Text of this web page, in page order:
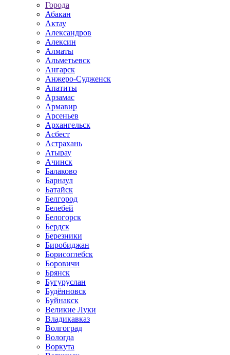
Города
Абакан
Актау
Александров
Алексин
Алматы
Альметьевск
Ангарск
Анжеро-Судженск
Апатиты
Арзамас
Армавир
Арсеньев
Архангельск
Асбест
Астрахань
Атырау
Ачинск
Балаково
Барнаул
Батайск
Белгород
Белебей
Белогорск
Бердск
Березники
Биробиджан
Борисоглебск
Боровичи
Брянск
Бугуруслан
Будённовск
Буйнакск
Великие Луки
Владикавказ
Волгоград
Вологда
Воркута